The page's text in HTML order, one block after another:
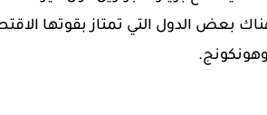
بعض الدول التي تمتاز بقوتها
وهونكونج.